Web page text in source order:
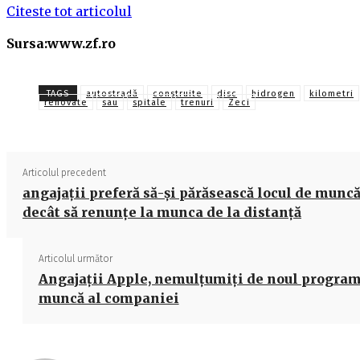
Citeste tot articolul
Sursa:www.zf.ro
TAGS autostradă construite disc hidrogen
kilometri
renovate
sau spitale trenuri Zeci
Articolul precedent
angajaţii preferă să-şi părăsească locul de muncă
decât să renunţe la munca de la distanţă
Articolul următor
Angajaţii Apple, nemulțumiți de noul
muncă al companiei